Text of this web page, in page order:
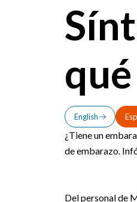
English
¿Tiene un
de embarazo.
Del personal de